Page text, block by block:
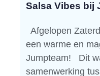
Salsa Vibes bij
Afgelopen
een warme en
Jumpteam! Dit
samenwerking